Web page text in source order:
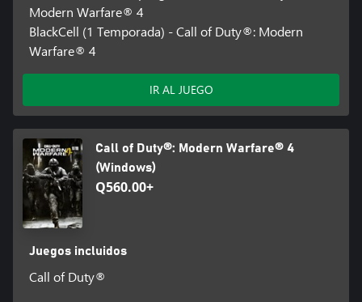
Modern Warfare® 4
BlackCell (1 Temporada) - Call of Duty®: Modern
Warfare® 4
IR AL JUEGO
Call of Duty®: Modern Warfare® 4
(Windows)
Q560.00+
Juegos incluidos
Call of Duty®